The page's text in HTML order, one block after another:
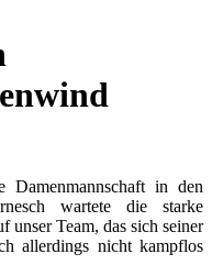
Damenmannschaft in den
wartete die starke
unser Team, das sich seiner
allerdings nicht kampflos